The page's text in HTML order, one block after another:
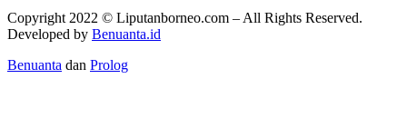
Copyright 2022 © Liputanborneo.com – All Rights Reserved.
Developed by Benuanta.id
Benuanta dan Prolog